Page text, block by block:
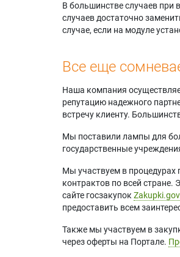
В большинстве случаев при
случаев достаточно
случае, если на модуле
Все еще
Наша компания
репутацию надежного
встречу клиенту.
Мы поставили лампы для
государственные
Мы участвуем в процедурах
контрактов по всей
сайте госзакупок
предоставить всем
Также мы участвуем в
через оферты на Портале.